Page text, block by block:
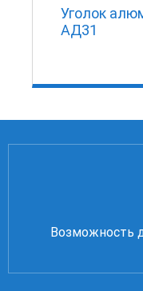
Уголок
АД31
Возможность